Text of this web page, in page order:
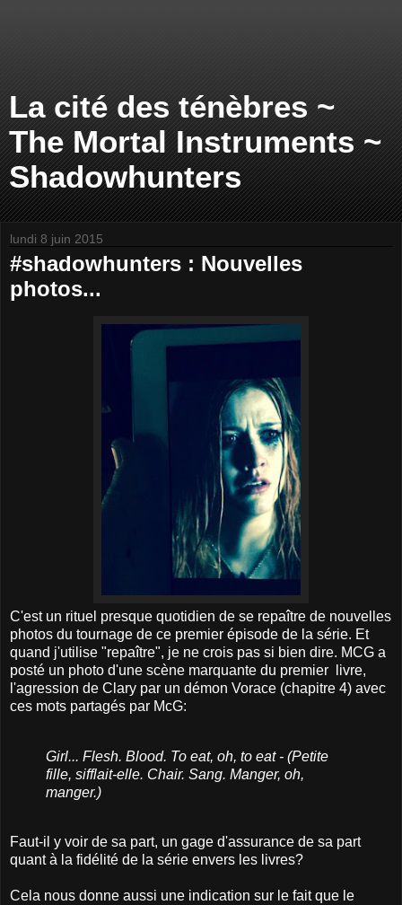
La cité des ténèbres ~
The Mortal Instruments ~
Shadowhunters
lundi 8 juin 2015
#shadowhunters : Nouvelles
photos...
C'est un rituel presque quotidien de se repaître de nouvelles
photos du tournage de ce premier épisode de la série. Et
quand j'utilise "repaître", je ne crois pas si bien dire. MCG a
posté un photo d'une scène marquante du premier livre,
l'agression de Clary par un démon Vorace (chapitre 4) avec
ces mots partagés par McG:
Girl... Flesh. Blood. To eat, oh, to eat - (Petite
fille, sifflait-elle. Chair. Sang. Manger, oh,
manger.)
Faut-il y voir de sa part, un gage d'assurance de sa part
quant à la fidélité de la série envers les livres?
Cela nous donne aussi une indication sur le fait que le